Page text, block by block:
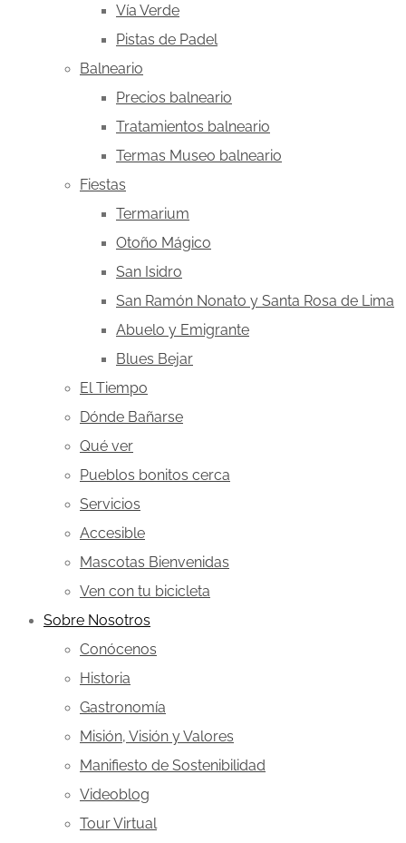
Vía Verde
Pistas de Padel
Balneario
Precios balneario
Tratamientos balneario
Termas Museo balneario
Fiestas
Termarium
Otoño Mágico
San Isidro
San Ramón Nonato y Santa Rosa de Lima
Abuelo y Emigrante
Blues Bejar
El Tiempo
Dónde Bañarse
Qué ver
Pueblos bonitos cerca
Servicios
Accesible
Mascotas Bienvenidas
Ven con tu bicicleta
Sobre Nosotros
Conócenos
Historia
Gastronomía
Misión, Visión y Valores
Manifiesto de Sostenibilidad
Videoblog
Tour Virtual